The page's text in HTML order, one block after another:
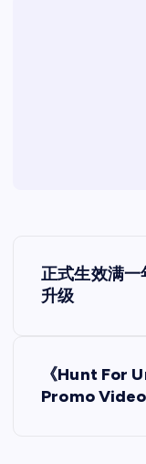
文
章
航
正式生效满一
升级
《Hunt For
Promo